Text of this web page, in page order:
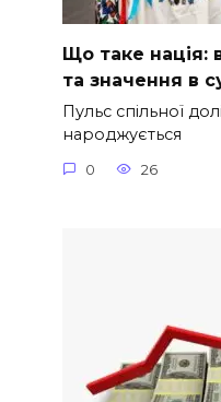
Що таке нація:
та значення в
Пульс спільної
народжується
0 26